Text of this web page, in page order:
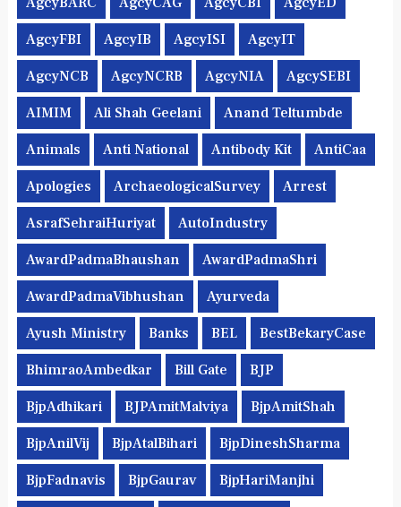
AgcyFBI AgcyIB AgcyISI AgcyIT
AgcyNCB AgcyNCRB AgcyNIA AgcySEBI
AIMIM Ali Shah Geelani Anand Teltumbde
Animals Anti National Antibody Kit AntiCaa
Apologies ArchaeologicalSurvey Arrest
AsrafSehraiHuriyat AutoIndustry
AwardPadmaBhaushan AwardPadmaShri
AwardPadmaVibhushan Ayurveda
Ayush Ministry Banks BEL BestBekaryCase
BhimraoAmbedkar Bill Gate BJP
BjpAdhikari BJPAmitMalviya BjpAmitShah
BjpAnilVij BjpAtalBihari BjpDineshSharma
BjpFadnavis BjpGaurav BjpHariManjhi